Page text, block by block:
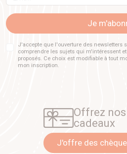
Je
J'accepte que l'ouverture des newsletters
comprendre les sujets qui m'intéressent
proposés. Ce choix est modifiable à tout
mon inscription.
Offrez
cadeaux
J'offre des